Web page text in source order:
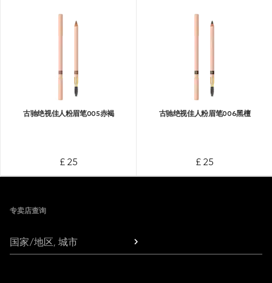
古驰绝视佳人粉眉笔005赤褐
£ 25
古驰绝视佳人粉眉笔006黑檀
£ 25
Footer
专卖店查询
国家/地区, 城市